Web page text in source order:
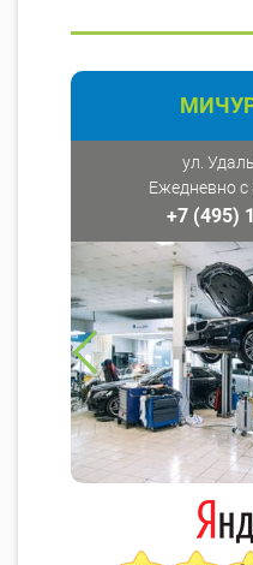
ул.
Ежедневно с
+7 (495)